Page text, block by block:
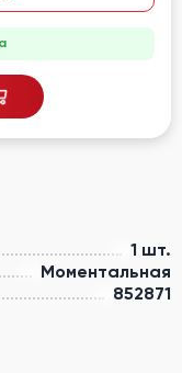
1 шт.
Моментальная
852871